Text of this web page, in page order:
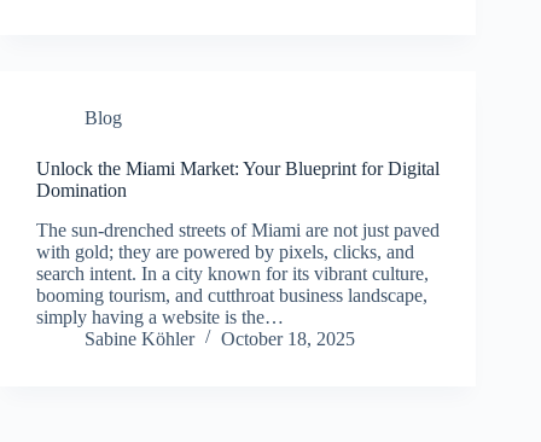
Blog
Unlock the Miami Market: Your Blueprint for Digital
Domination
The sun-drenched streets of Miami are not just paved
with gold; they are powered by pixels, clicks, and
search intent. In a city known for its vibrant culture,
booming tourism, and cutthroat business landscape,
simply having a website is the…
Sabine Köhler
October 18, 2025